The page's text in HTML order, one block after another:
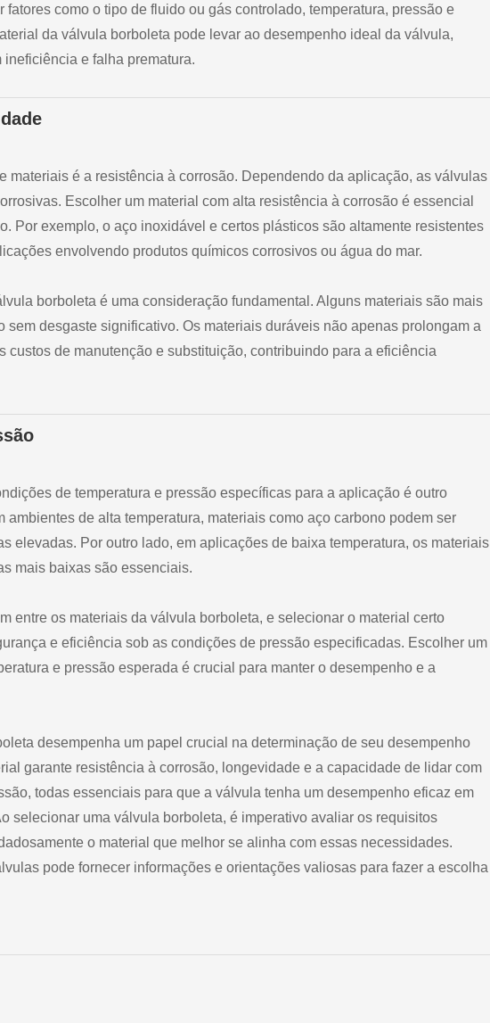
como o tipo de fluido ou gás controlado, temperatura, pressão e
da válvula borboleta pode levar ao desempenho ideal da válvula,
e falha prematura.
materiais é a resistência à corrosão. Dependendo da aplicação, as válvulas
Escolher um material com alta resistência à corrosão é essencial
Por exemplo, o aço inoxidável e certos plásticos são altamente resistentes
envolvendo produtos químicos corrosivos ou água do mar.
borboleta é uma consideração fundamental. Alguns materiais são mais
desgaste significativo. Os materiais duráveis não apenas prolongam a
custos de manutenção e substituição, contribuindo para a eficiência
de temperatura e pressão específicas para a aplicação é outro
de alta temperatura, materiais como aço carbono podem ser
elevadas. Por outro lado, em aplicações de baixa temperatura, os materiais
mais baixas são essenciais.
entre os materiais da válvula borboleta, e selecionar o material certo
e eficiência sob as condições de pressão especificadas. Escolher um
e pressão esperada é crucial para manter o desempenho e a
desempenha um papel crucial na determinação de seu desempenho
garante resistência à corrosão, longevidade e a capacidade de lidar com
todas essenciais para que a válvula tenha um desempenho eficaz em
selecionar uma válvula borboleta, é imperativo avaliar os requisitos
o material que melhor se alinha com essas necessidades.
pode fornecer informações e orientações valiosas para fazer a escolha